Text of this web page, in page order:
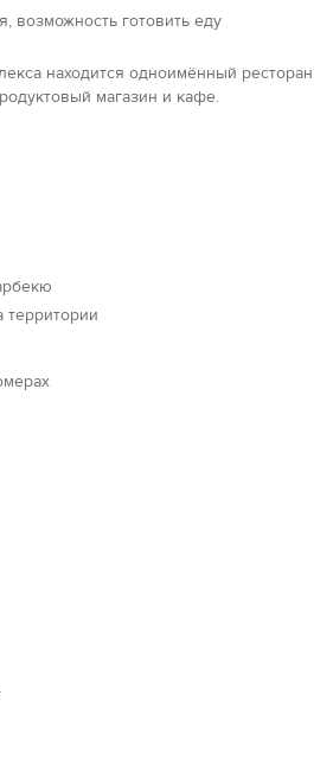
возможность готовить еду
находится одноимённый ресторан
магазин и кафе.
территории